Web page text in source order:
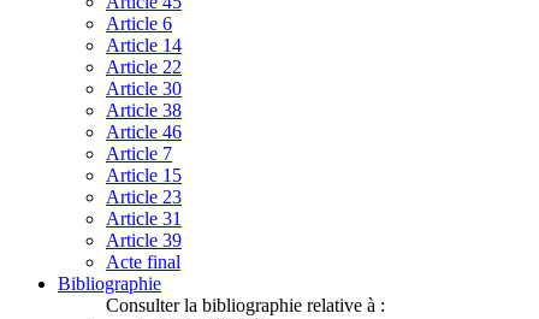
Article 6
Article 14
Article 22
Article 30
Article 38
Article 46
Article 7
Article 15
Article 23
Article 31
Article 39
Acte final
Bibliographie
Consulter la bibliographie relative à :